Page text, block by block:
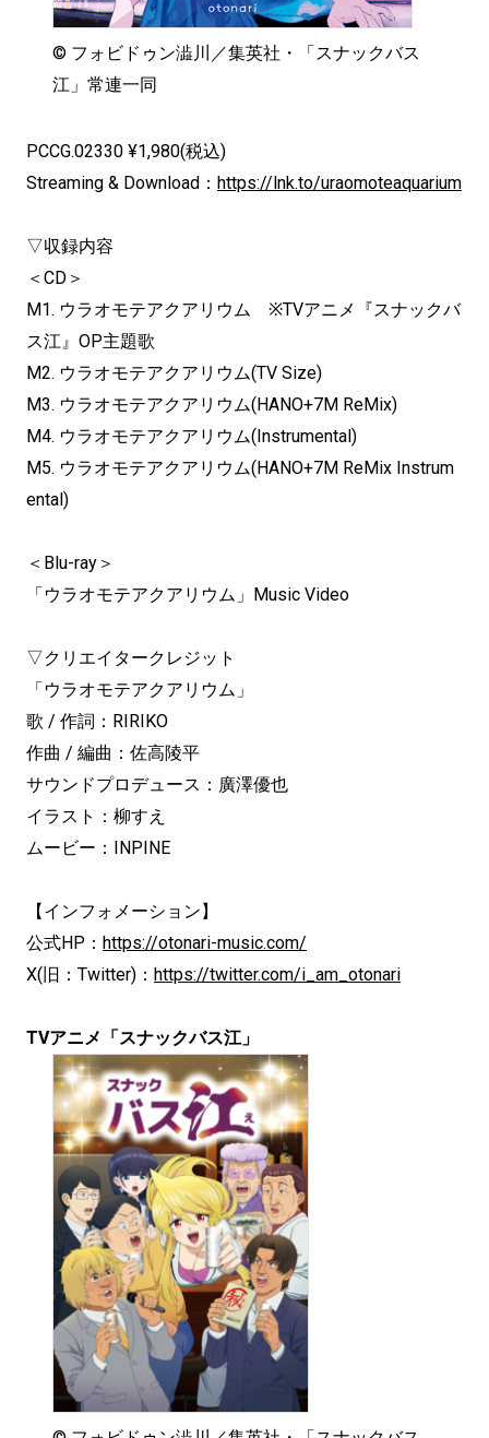
© フォビドゥン澁川／集英社・「スナックバス
江」常連一同
PCCG.02330 ¥1,980(税込)
Streaming & Download： https://lnk.to/uraomoteaquarium
▽収録内容
＜CD＞
M1. ウラオモテアクアリウム ※TVアニメ『スナックバ
ス江』OP主題歌
M2. ウラオモテアクアリウム(TV Size)
M3. ウラオモテアクアリウム(HANO+7M ReMix)
M4. ウラオモテアクアリウム(Instrumental)
M5. ウラオモテアクアリウム(HANO+7M ReMix Instrum
ental)
＜Blu-ray＞
「ウラオモテアクアリウム」Music Video
▽クリエイタークレジット
「ウラオモテアクアリウム」
歌 / 作詞：RIRIKO
作曲 / 編曲：佐高陵平
サウンドプロデュース：廣澤優也
イラスト：柳すえ
ムービー：INPINE
【インフォメーション】
公式HP： https://otonari-music.com/
X(旧：Twitter)： https://twitter.com/i_am_otonari
TVアニメ「スナックバス江」